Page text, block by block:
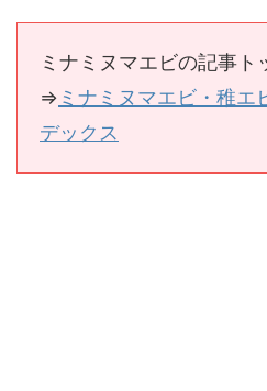
ミナミヌマエビの記事ト
⇒ ミナミヌマエビ・稚エ
デックス